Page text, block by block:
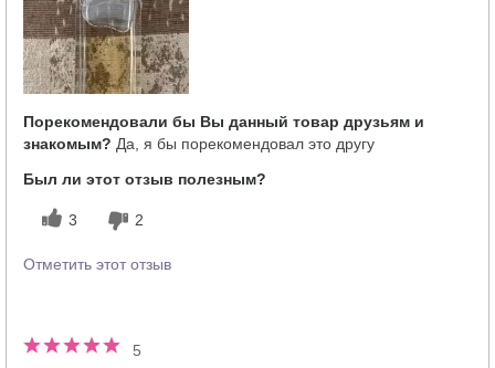
Насколько вам понравился аромат?
Порекомендовали бы Вы данный товар друзьям и
знакомым? Да, я бы порекомендовал это другу
Был ли этот отзыв полезным?
3 2
Отметить этот отзыв
5